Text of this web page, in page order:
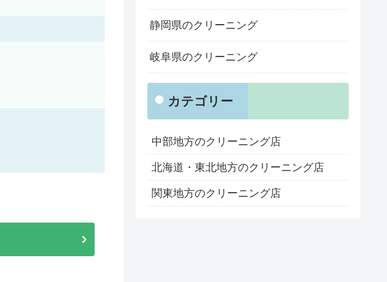
静岡県のクリーニング
岐阜県のクリーニング
カテゴリー
中部地方のクリーニング店
北海道・東北地方のクリーニング店
関東地方のクリーニング店